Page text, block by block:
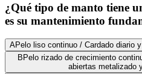
¿Qué tipo de manto tiene
es su mantenimiento
APelo liso continuo / Cardado diario
B Pelo rizado de crecimiento
abiertas metalizado